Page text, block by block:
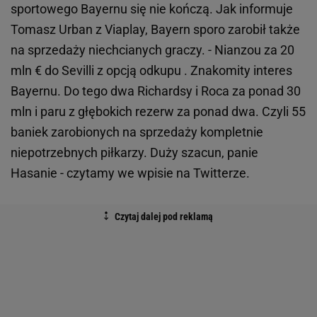
sportowego Bayernu się nie kończą. Jak informuje
Tomasz Urban z Viaplay, Bayern sporo zarobił także
na sprzedaży niechcianych graczy. - Nianzou za 20
mln € do Sevilli z opcją odkupu . Znakomity interes
Bayernu. Do tego dwa Richardsy i Roca za ponad 30
mln i paru z głębokich rezerw za ponad dwa. Czyli 55
baniek zarobionych na sprzedaży kompletnie
niepotrzebnych piłkarzy. Duży szacun, panie
Hasanie - czytamy we wpisie na Twitterze.